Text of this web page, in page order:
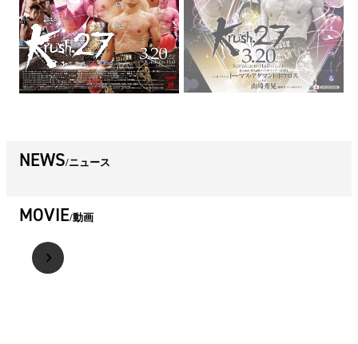
NEWS ニュース
MOVIE 動画